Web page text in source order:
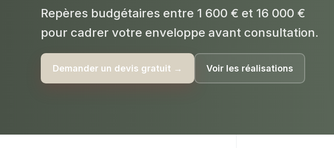
Repères budgétaires entre 1 600 € et 16 000 €
pour cadrer votre enveloppe avant consultation.
Demander un devis gratuit → Voir les réalisations